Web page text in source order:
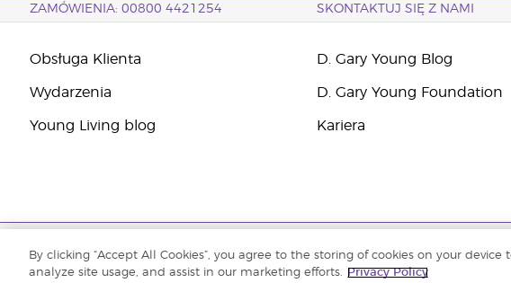
ZAMÓWIENIA: 00800 4421254 SKONTAKTUJ SIĘ Z NAMI
Obsługa Klienta
Wydarzenia
Young Living blog
D. Gary Young Blog
D. Gary Young Foundation
Kariera
By clicking “Accept All Cookies”, you agree to the storing of cookies on your
analyze site usage, and assist in our marketing efforts.
Privacy Policy